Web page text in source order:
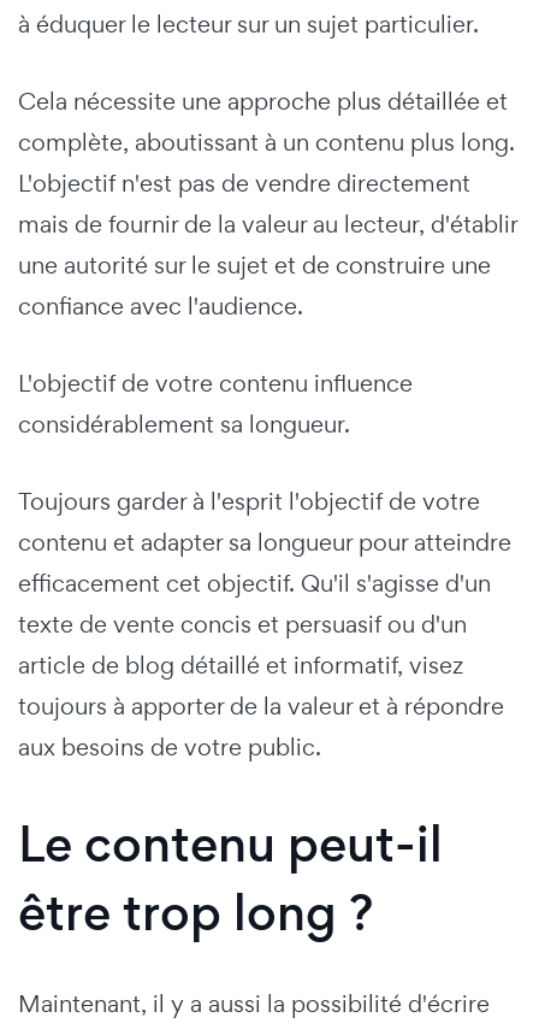
à éduquer le lecteur sur un sujet particulier.
Cela nécessite une approche plus détaillée et
complète, aboutissant à un contenu plus long.
L'objectif n'est pas de vendre directement
mais de fournir de la valeur au lecteur, d'établir
une autorité sur le sujet et de construire une
confiance avec l'audience.
L'objectif de votre contenu influence
considérablement sa longueur.
Toujours garder à l'esprit l'objectif de votre
contenu et adapter sa longueur pour atteindre
efficacement cet objectif. Qu'il s'agisse d'un
texte de vente concis et persuasif ou d'un
article de blog détaillé et informatif, visez
toujours à apporter de la valeur et à répondre
aux besoins de votre public.
Le contenu peut-il
être trop long ?
Maintenant, il y a aussi la possibilité d'écrire